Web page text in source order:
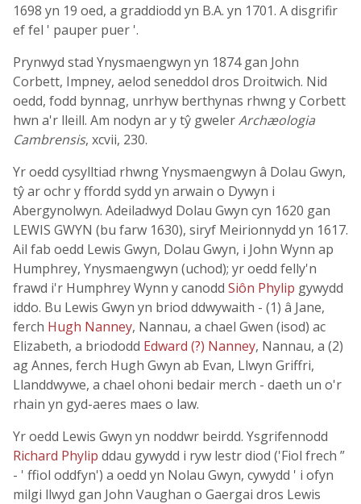
1698 yn 19 oed, a graddiodd yn B.A. yn 1701. A disgrifir
ef fel ' pauper puer '.
Prynwyd stad Ynysmaengwyn yn 1874 gan John
Corbett, Impney, aelod seneddol dros Droitwich. Nid
oedd, fodd bynnag, unrhyw berthynas rhwng y Corbett
hwn a'r lleill. Am nodyn ar y tŷ gwelerArchæologia
Cambrensis, xcvii, 230.
Yr oedd cysylltiad rhwng Ynysmaengwyn â Dolau Gwyn,
tŷ ar ochr y ffordd sydd yn arwain o Dywyn i
Abergynolwyn. Adeiladwyd Dolau Gwyn cyn 1620 gan
LEWIS GWYN (bu farw 1630), siryf Meirionnydd yn 1617.
Ail fab oedd Lewis Gwyn, Dolau Gwyn, i John Wynn ap
Humphrey, Ynysmaengwyn (uchod); yr oedd felly'n
frawd i'r Humphrey Wynn y canodd Siôn Phylip gywydd
iddo. Bu Lewis Gwyn yn briod ddwywaith - (1) â Jane,
ferch Hugh Nanney, Nannau, a chael Gwen (isod) ac
Elizabeth, a briododd Edward (?) Nanney, Nannau, a (2)
ag Annes, ferch Hugh Gwyn ab Evan, Llwyn Griffri,
Llanddwywe, a chael ohoni bedair merch - daeth un o'r
rhain yn gyd-aeres maes o law.
Yr oedd Lewis Gwyn yn noddwr beirdd. Ysgrifennodd
Richard Phylip ddau gywydd i ryw lestr diod ('Fiol frech ”
- ' ffiol oddfyn') a oedd yn Nolau Gwyn, cywydd ' i ofyn
milgi llwyd gan John Vaughan o Gaergai dros Lewis